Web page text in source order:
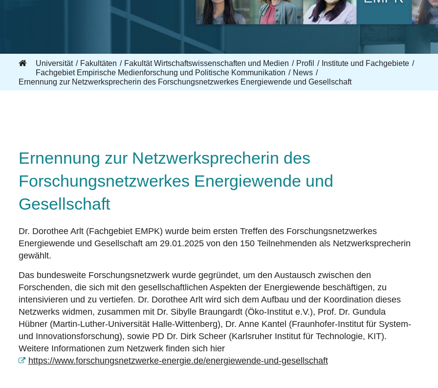
Universität Fakultäten Fakultät Wirtschaftswissenschaften und Medien Profil
Institute und Fachgebiete
Fachgebiet Empirische Medienforschung und Politische Kommunikation
News
Ernennung zur Netzwerksprecherin des Forschungsnetzwerkes Energiewende und Gesellschaft
Ernennung zur Netzwerksprecherin des
Forschungsnetzwerkes Energiewende und
Gesellschaft
Dr. Dorothee Arlt (Fachgebiet EMPK) wurde beim ersten Treffen des Forschungsnetzwerkes
Energiewende und Gesellschaft am 29.01.2025 von den 150 Teilnehmenden als Netzwerksprecherin
gewählt.
Das bundesweite Forschungsnetzwerk wurde gegründet, um den Austausch zwischen den
Forschenden, die sich mit den gesellschaftlichen Aspekten der Energiewende beschäftigen, zu
intensivieren und zu vertiefen. Dr. Dorothee Arlt wird sich dem Aufbau und der Koordination dieses
Netzwerks widmen, zusammen mit Dr. Sibylle Braungardt (Öko-Institut e.V.), Prof. Dr. Gundula
Hübner (Martin-Luther-Universität Halle-Wittenberg), Dr. Anne Kantel (Fraunhofer-Institut für System-
und Innovationsforschung), sowie PD Dr. Dirk Scheer (Karlsruher Institut für Technologie, KIT).
Weitere Informationen zum Netzwerk finden sich hier
https://www.forschungsnetzwerke-energie.de/energiewende-und-gesellschaft